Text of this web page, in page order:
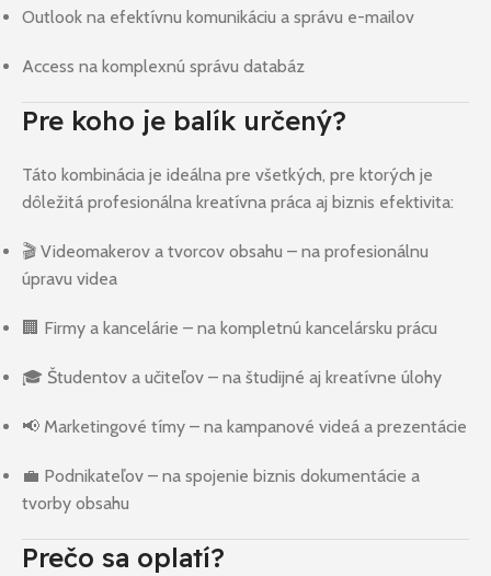
Outlook na efektívnu komunikáciu a správu e-mailov
Access na komplexnú správu databáz
Pre koho je balík určený?
Táto kombinácia je ideálna pre všetkých, pre ktorých je
dôležitá profesionálna kreatívna práca aj biznis efektivita:
🎬 Videomakerov a tvorcov obsahu – na profesionálnu
úpravu videa
🏢 Firmy a kancelárie – na kompletnú kancelársku prácu
🎓 Študentov a učiteľov – na študijné aj kreatívne úlohy
📢 Marketingové tímy – na kampanové videá a prezentácie
💼 Podnikateľov – na spojenie biznis dokumentácie a
tvorby obsahu
Prečo sa oplatí?